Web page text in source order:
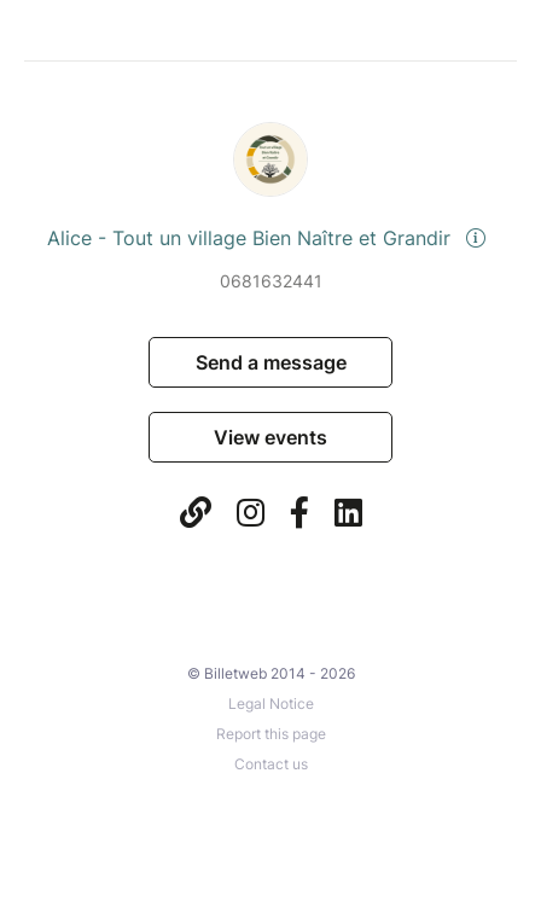
Alice - Tout un village Bien Naître et Grandir
0681632441
Send a message
View events
© Billetweb 2014 - 2026
Legal Notice
Report this page
Contact us